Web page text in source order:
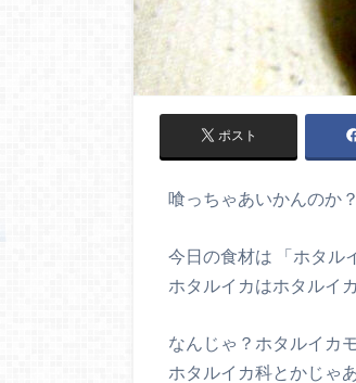
ポスト
喰っちゃあいかんのか
今日の食材は 「ホタル
ホタルイカはホタルイ
なんじゃ？ホタルイカ
ホタルイカ科とかじゃ